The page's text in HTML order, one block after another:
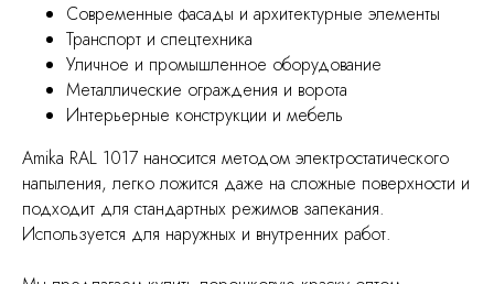
Современные фасады и архитектурные элементы
Транспорт и спецтехника
Уличное и промышленное оборудование
Металлические ограждения и ворота
Интерьерные конструкции и мебель
Amika RAL 1017 наносится методом электростатического
напыления, легко ложится даже на сложные поверхности и
подходит для стандартных режимов запекания.
Используется для наружных и внутренних работ.